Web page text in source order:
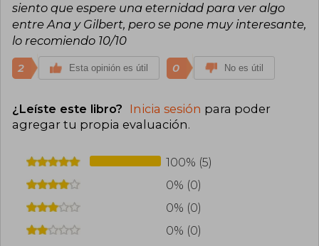
siento que espere una eternidad para ver algo
entre Ana y Gilbert, pero se pone muy interesante,
lo recomiendo 10/10
2 Esta opinión es útil 0 No es útil
¿Leíste este libro? Inicia sesión para poder
agregar tu propia evaluación.
100% (5)
0% (0)
0% (0)
0% (0)